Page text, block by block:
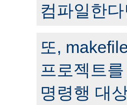
컴파일한
또,
프로젝트
명령행 대